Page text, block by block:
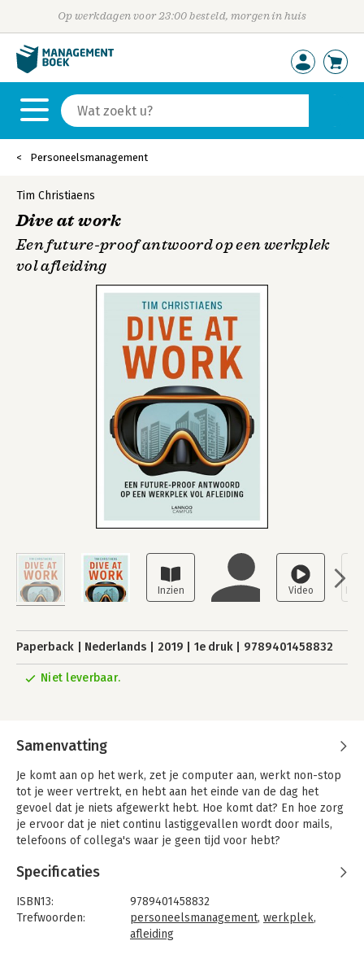
Op werkdagen voor 23:00 besteld, morgen in huis
Personeelsmanagement
Tim Christiaens
Dive at work
Een future-proof antwoord op een werkplek
vol afleiding
Paperback Nederlands 2019 1e druk 9789401458832
Niet leverbaar.
Samenvatting
Je komt aan op het werk, zet je computer aan, werkt non-stop
tot je weer vertrekt, en hebt aan het einde van de dag het
gevoel dat je niets afgewerkt hebt. Hoe komt dat? En hoe zorg
je ervoor dat je niet continu lastiggevallen wordt door mails,
telefoons of collega's waar je geen tijd voor hebt?
In 'Dive at work' vertelt Tim Christiaens hoe je efficiënt met je
werktijd omspringt. Met de duik-en- surfmethode werk jij to
do's af wanneer jij dat wil, en schik je je werkdag naar jouw
schema. Elke dag op tijd en zonder stress naar huis.
Specificaties
ISBN13:
9789401458832
Trefwoorden:
personeelsmanagement, werkplek,
afleiding